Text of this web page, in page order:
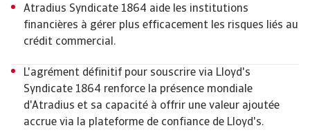
Atradius Syndicate 1864 aide les institutions
financières à gérer plus efficacement les risques liés au
crédit commercial.
L'agrément définitif pour souscrire via Lloyd's
Syndicate 1864 renforce la présence mondiale
d'Atradius et sa capacité à offrir une valeur ajoutée
accrue via la plateforme de confiance de Lloyd's.